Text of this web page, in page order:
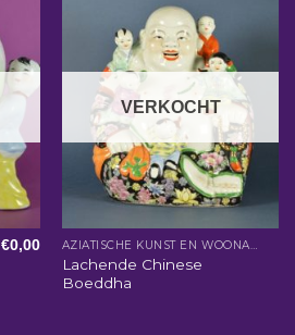
€0,00
VERKOCHT
AZIATISCHE KUNST EN WOONACCESSOIRES
Lachende Chinese
Boeddha